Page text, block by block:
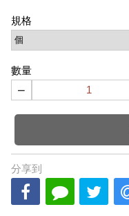
規格
數量
−
分享到